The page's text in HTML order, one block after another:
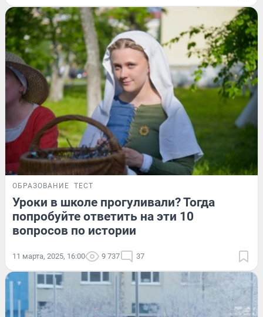
ОБРАЗОВАНИЕ ТЕСТ
Уроки в школе прогуливали? Тогда
попробуйте ответить на эти 10
вопросов по истории
11 марта, 2025, 16:00 9 737 37